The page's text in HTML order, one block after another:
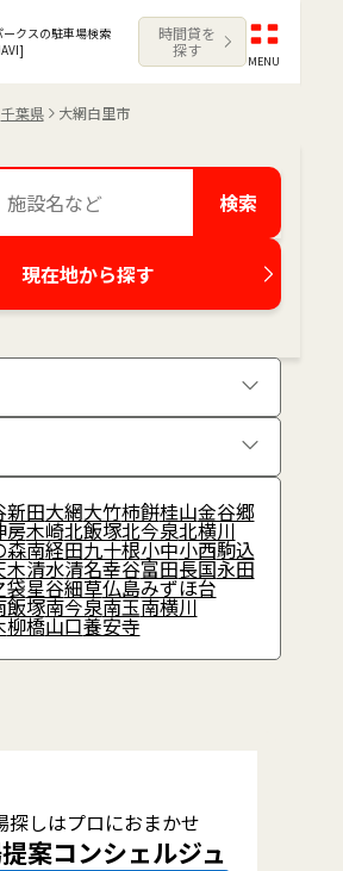
ークスの駐車場検索
時間貸を
探す
MENU
千葉県 大網白里市
検索
現在地から探す
新田大網大竹柿餅桂山金谷郷
房木崎北飯塚北今泉北横川
森南経田九十根小中小西駒込
木清水清名幸谷富田長国永田
袋星谷細草仏島みずほ台
飯塚南今泉南玉南横川
柳橋山口養安寺
探しはプロにおまかせ
案コンシェルジュ